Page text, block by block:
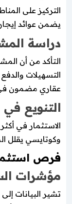
التركيز على
يضمن عوائد
دراسة
التأكد من أن
التسهيلات
عقاري مضمون في
التنويع
الاستثمار في
وكوتايسي يقلل
فرص
مؤشرات
تشير البيانات